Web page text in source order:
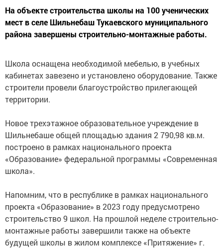
На объекте строительства школы на 100 ученических
мест в селе Шильнебаш Тукаевского муниципального
района завершены строительно-монтажные работы.
Школа оснащена необходимой мебелью, в учебных
кабинетах завезено и установлено оборудование. Также
строители провели благоустройство прилегающей
территории.
Новое трехэтажное образовательное учреждение в
Шильнебаше общей площадью здания 2 790,98 кв.м.
построено в рамках национального проекта
«Образование» федеральной программы «Современная
школа».
Напомним, что в республике в рамках национального
проекта «Образование» в 2023 году предусмотрено
строительство 9 школ. На прошлой неделе строительно-
монтажные работы завершили также на объекте
будущей школы в жилом комплексе «Притяжение» г.